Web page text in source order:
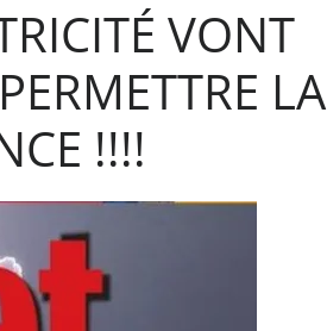
VONT
LA
!!!!